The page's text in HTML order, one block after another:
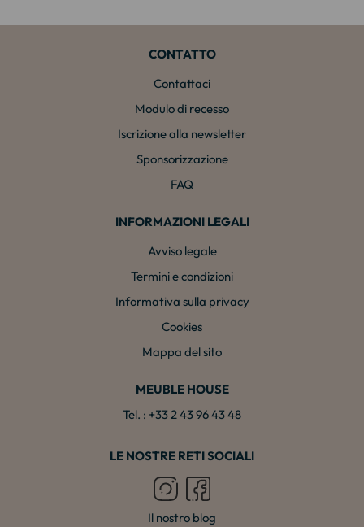
CONTATTO
Contattaci
Modulo di recesso
Iscrizione alla newsletter
Sponsorizzazione
FAQ
INFORMAZIONI LEGALI
Avviso legale
Termini e condizioni
Informativa sulla privacy
Cookies
Mappa del sito
MEUBLE HOUSE
Tel. : +33 2 43 96 43 48
LE NOSTRE RETI SOCIALI
Il nostro blog